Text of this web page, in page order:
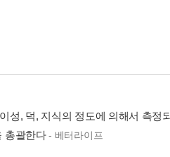
성, 덕, 지식의 정도에 의해서 측정
총괄한다- 베터라이프